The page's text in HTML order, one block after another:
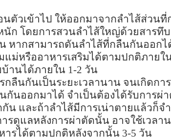
ตัวเข้าไป ให้ออกมาจากลำไส้ส่วน
ก โดยการสวนลำไส้ใหญ่ด้วยสารทึ
หากสามารถดันลำไส้ที่กลืนกันออกไ
ม่หรืออาหารเสริมได้ตามปกติภายใ
านได้ภายใน 1-2 วัน
ลืนกันเป็นระยะเวลานาน จนเกิดกา
กันออกมาได้ จำเป็นต้องได้รับการผ่
น และถ้าลำไส้มีการเน่าตายแล้วก็จ
รดูแลหลังการผ่าตัดนั้น อาจใช้เวลา
ารได้ตามปกติหลังจากนั้น 3-5 วัน